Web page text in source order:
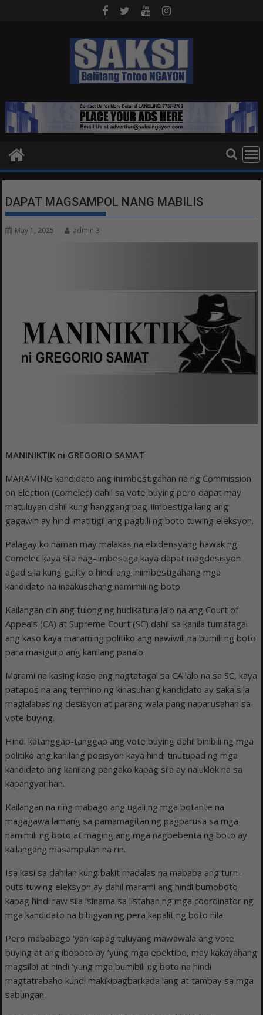
DAPAT MAGSAMPOL NANG MABILIS
May 1, 2025 admin 3
MANINIKTIK ni GREGORIO SAMAT
MARAMING kandidato ang iniimbestigahan na ng Commission
on Election (Comelec) dahil sa vote buying pero dapat may
matuluyan dahil kung hanggang pag-iimbestiga lang ang
gagawin ay hindi matitigil ang pagbili ng boto tuwing eleksyon.
Palagay ko naman may malakas na ebidensyang hawak ng
Comelec kaya sila nag-iimbestiga kaya dapat magdesisyon
agad sila kung guilty o hindi ang iniimbestigahang mga
kandidato na inaakusahang namimili ng boto.
Kailangan din ang tulong ng hudikatura lalo na ang Court of
Appeals (CA) at Supreme Court (SC) dahil sa kanila tumatagal
ang kaso kaya maraming politiko ang nawiwili na bumili ng boto
para masiguro ang kanilang panalo.
Marami na kasing kaso ang nagtatagal sa CA lalo na sa SC, kaya
patapos na ang termino ng kinasuhang kandidato ay saka sila
maglalabas ng desisyon at parang wala pang naparusahan sa
vote buying.
Hindi katanggap-tanggap ang vote buying dahil binibili ng mga
politiko ang kanilang posisyon kaya hindi tinutupad ng mga
kandidato ang kanilang pangako kapag sila ay naluklok na sa
kapangyarihan.
Kailangan na ring mabago ang ugali ng mga botante na
magagawa lamang sa pamamagitan ng pagparusa sa mga
namimili ng boto at maging ang mga nagbebenta ng boto ay
kailangang masampulan na rin.
Isa kasi sa dahilan kung bakit madalas na mababa ang turn-
outs tuwing eleksyon ay dahil marami ang hindi bumoboto
kapag hindi raw sila isinama sa listahan ng mga coordinator ng
mga kandidato na bibigyan ng pera kapalit ng boto nila.
Pero mababago ‘yan kapag tuluyang mawawala ang vote
buying at ang iboboto ay ‘yung mga epektibo, may kakayahang
magsilbi at hindi ‘yung mga bumibili ng boto na hindi
magtatrabaho kundi makikipagbarkada lang at tambay sa mga
sabungan.